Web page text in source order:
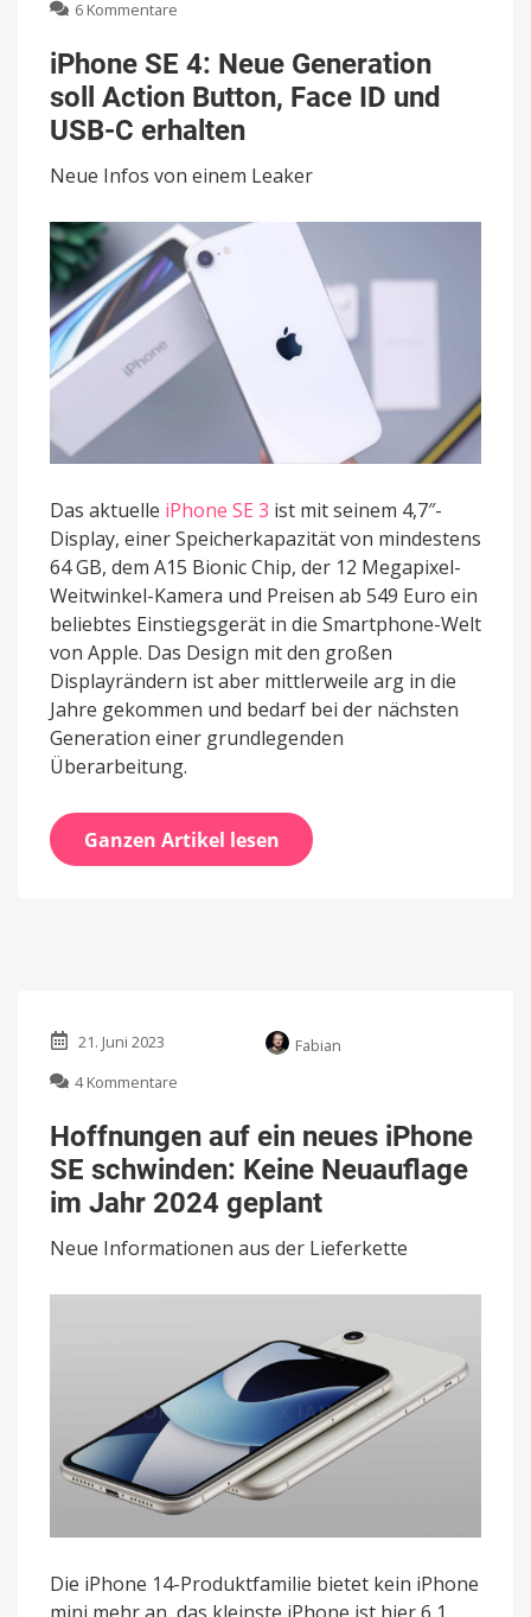
6 Kommentare
SE
Neue
Generation
soll
Action
ID
und
USB-
erhalten
iPhone SE 4: Neue Generation
soll Action Button, Face ID und
USB-C erhalten
Neue Infos von einem Leaker
Das aktuelle iPhone SE 3 ist mit seinem 4,7″-
Display, einer Speicherkapazität von mindestens
64 GB, dem A15 Bionic Chip, der 12 Megapixel-
Weitwinkel-Kamera und Preisen ab 549 Euro ein
beliebtes Einstiegsgerät in die Smartphone-Welt
von Apple. Das Design mit den großen
Displayrändern ist aber mittlerweile arg in die
Jahre gekommen und bedarf bei der nächsten
Generation einer grundlegenden
Überarbeitung.
Ganzen Artikel lesen
21. Juni 2023
Fabian
4 Kommentare
auf
ein
neues
iPhone
SE
schwinden:
geplant
Hoffnungen auf ein neues iPhone
SE schwinden: Keine Neuauflage
im Jahr 2024 geplant
Neue Informationen aus der Lieferkette
Die iPhone 14-Produktfamilie bietet kein iPhone